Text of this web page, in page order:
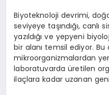
Biyoteknoloji devrimi,
seviyeye taşındığı, canlı
yazıldığı ve yepyeni
bir alanı temsil ediyor. Bu
mikroorganizmalardan
laboratuvarda üretilen
ilaçlara kadar uzanan